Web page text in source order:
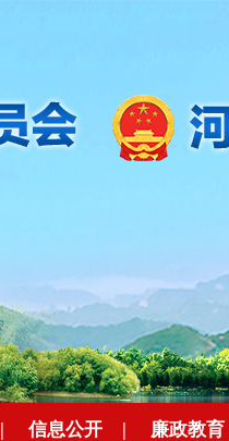
| 信息公开 | 廉政教育